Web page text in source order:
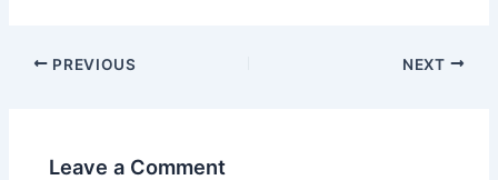
PREVIOUS NEXT
Leave a Comment